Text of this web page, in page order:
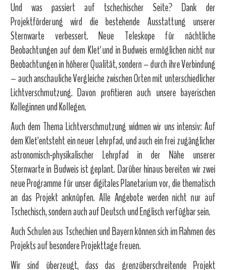
Und was passiert auf tschechischer Seite? Dank der
Projektförderung wird die bestehende Ausstattung unserer
Sternwarte verbessert. Neue Teleskope für nächtliche
Beobachtungen auf dem Kleť und in Budweis ermöglichen nicht nur
Beobachtungen in höherer Qualität, sondern – durch ihre Verbindung
– auch anschauliche Vergleiche zwischen Orten mit unterschiedlicher
Lichtverschmutzung. Davon profitieren auch unsere bayerischen
Kolleginnen und Kollegen.
Auch dem Thema Lichtverschmutzung widmen wir uns intensiv: Auf
dem Kleť entsteht ein neuer Lehrpfad, und auch ein frei zugänglicher
astronomisch-physikalischer Lehrpfad in der Nähe unserer
Sternwarte in Budweis ist geplant. Darüber hinaus bereiten wir zwei
neue Programme für unser digitales Planetarium vor, die thematisch
an das Projekt anknüpfen. Alle Angebote werden nicht nur auf
Tschechisch, sondern auch auf Deutsch und Englisch verfügbar sein.
Auch Schulen aus Tschechien und Bayern können sich im Rahmen des
Projekts auf besondere Projekttage freuen.
Wir sind überzeugt, dass das grenzüberschreitende Projekt